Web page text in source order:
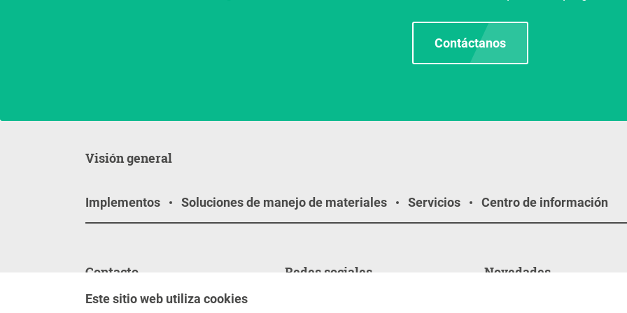
Contáctanos
Visión general
Implementos Soluciones de manejo de materiales Servicios Centro de información
Contacto
Contáctenos
Redes sociales Novedades
Este sitio web utiliza cookies